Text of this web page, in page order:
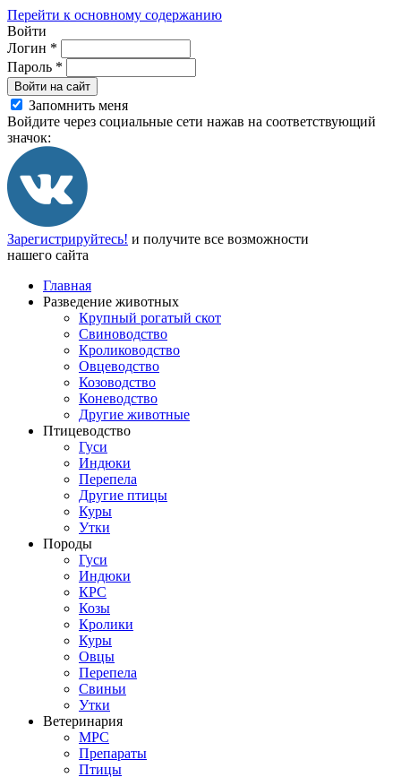
Перейти к основному содержанию
Войти
Логин *
Пароль *
Войти на сайт
Запомнить меня
Войдите через социальные сети нажав на соответствующий
значок:
Зарегистрируйтесь! и получите все возможности
нашего сайта
Главная
Разведение животных
Крупный рогатый скот
Свиноводство
Кролиководство
Овцеводство
Козоводство
Коневодство
Другие животные
Птицеводство
Гуси
Индюки
Перепела
Другие птицы
Куры
Утки
Породы
Гуси
Индюки
КРС
Козы
Кролики
Куры
Овцы
Перепела
Свиньи
Утки
Ветеринария
МРС
Препараты
Птицы